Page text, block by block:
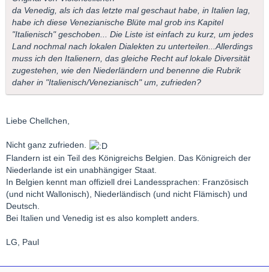
da Venedig, als ich das letzte mal geschaut habe, in Italien lag,
habe ich diese Venezianische Blüte mal grob ins Kapitel
"Italienisch" geschoben... Die Liste ist einfach zu kurz, um jedes
Land nochmal nach lokalen Dialekten zu unterteilen...Allerdings
muss ich den Italienern, das gleiche Recht auf lokale Diversität
zugestehen, wie den Niederländern und benenne die Rubrik
daher in "Italienisch/Venezianisch" um, zufrieden?
Liebe Chellchen,
Nicht ganz zufrieden.
Flandern ist ein Teil des Königreichs Belgien. Das Königreich der
Niederlande ist ein unabhängiger Staat.
In Belgien kennt man offiziell drei Landessprachen: Französisch
(und nicht Wallonisch), Niederländisch (und nicht Flämisch) und
Deutsch.
Bei Italien und Venedig ist es also komplett anders.
LG, Paul